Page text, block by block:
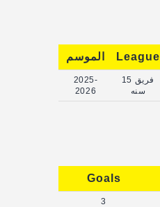
League الموسم
فريق 15
سنه
2025-
2026
Goals
3